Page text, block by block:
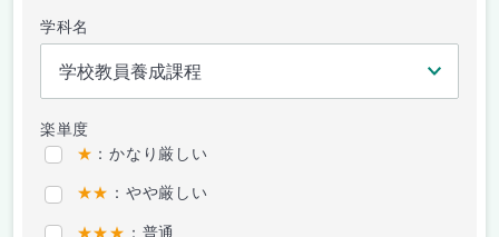
学科名
楽単度
★ ：かなり厳しい
★★ ：やや厳しい
★★★ ：普通